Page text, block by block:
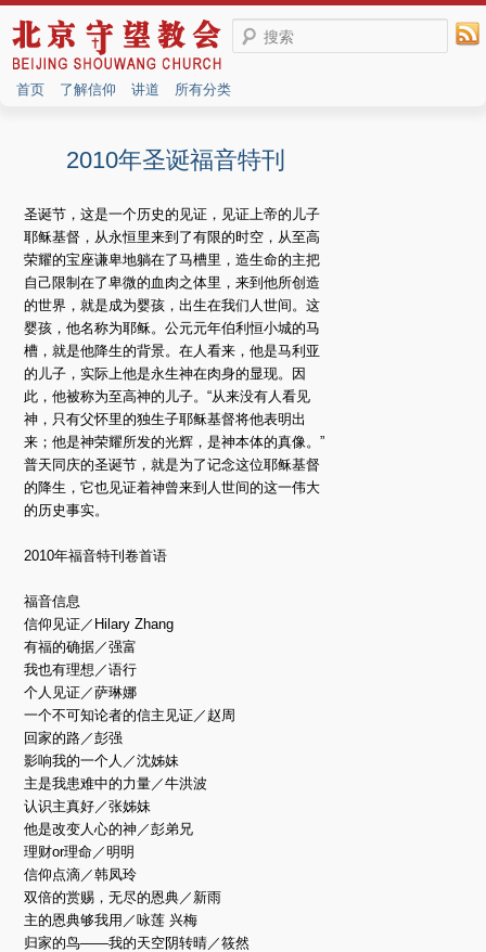
搜索
首页 了解信仰 讲道 所有分类
2010年圣诞福音特刊
圣诞节，这是一个历史的见证，见证上帝的儿子
耶稣基督，从永恒里来到了有限的时空，从至高
荣耀的宝座谦卑地躺在了马槽里，造生命的主把
自己限制在了卑微的血肉之体里，来到他所创造
的世界，就是成为婴孩，出生在我们人世间。这
婴孩，他名称为耶稣。公元元年伯利恒小城的马
槽，就是他降生的背景。在人看来，他是马利亚
的儿子，实际上他是永生神在肉身的显现。因
此，他被称为至高神的儿子。“从来没有人看见
神，只有父怀里的独生子耶稣基督将他表明出
来；他是神荣耀所发的光辉，是神本体的真像。”
普天同庆的圣诞节，就是为了记念这位耶稣基督
的降生，它也见证着神曾来到人世间的这一伟大
的历史事实。
2010年福音特刊卷首语
福音信息
信仰见证／Hilary Zhang
有福的确据／强富
我也有理想／语行
个人见证／萨琳娜
一个不可知论者的信主见证／赵周
回家的路／彭强
影响我的一个人／沈姊妹
主是我患难中的力量／牛洪波
认识主真好／张姊妹
他是改变人心的神／彭弟兄
理财or理命／明明
信仰点滴／韩凤玲
双倍的赏赐，无尽的恩典／新雨
主的恩典够我用／咏莲 兴梅
归家的鸟——我的天空阴转晴／筱然